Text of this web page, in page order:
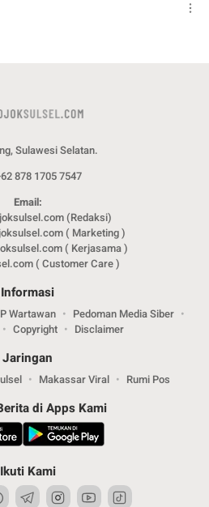
Sulawesi Selatan.
878 1705 7547
Email:
(Redaksi)
( Marketing )
( Kerjasama )
( Customer Care )
Informasi
Wartawan
Pedoman Media Siber
Copyright Disclaimer
Jaringan
Makassar Viral Rumi Pos
di Apps Kami
Ikuti Kami